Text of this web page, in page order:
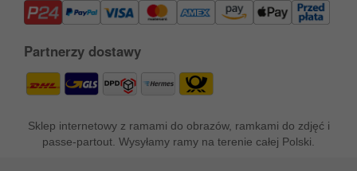
Partnerzy dostawy
Sklep internetowy z ramami do obrazów, ramkami do zdjęć i
passe-partout. Wysyłamy ramy na terenie całej Polski.